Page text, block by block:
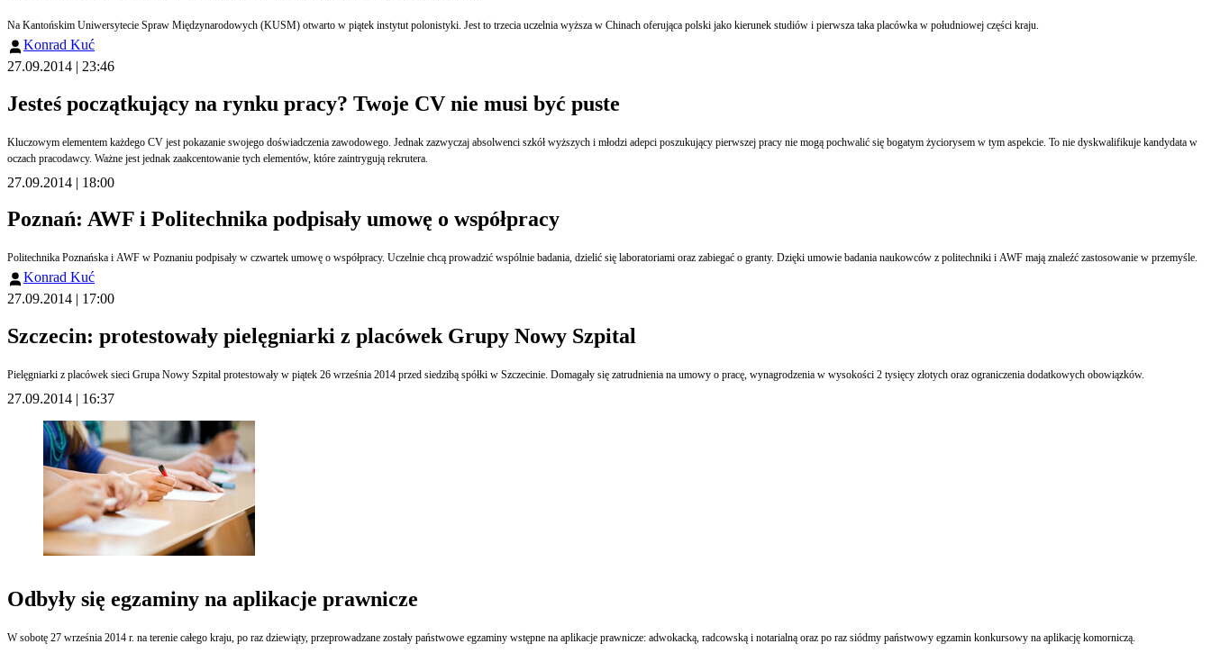
Na Kantońskim Uniwersytecie Spraw Międzynarodowych (KUSM) otwarto w piątek instytut polonistyki. Jest to trzecia uczelnia wyższa w Chinach oferująca polski jako kierunek studiów i pierwsza taka placówka w południowej części kraju.
Konrad Kuć
27.09.2014 | 23:46
Jesteś początkujący na rynku pracy? Twoje CV nie musi być puste
Kluczowym elementem każdego CV jest pokazanie swojego doświadczenia zawodowego. Jednak zazwyczaj absolwenci szkół wyższych i młodzi adepci poszukujący pierwszej pracy nie mogą pochwalić się bogatym życiorysem w tym aspekcie. To nie dyskwalifikuje kandydata w
oczach pracodawcy. Ważne jest jednak zaakcentowanie tych elementów, które zaintrygują rekrutera.
27.09.2014 | 18:00
Poznań: AWF i Politechnika podpisały umowę o współpracy
Politechnika Poznańska i AWF w Poznaniu podpisały w czwartek umowę o współpracy. Uczelnie chcą prowadzić wspólnie badania, dzielić się laboratoriami oraz zabiegać o granty. Dzięki umowie badania naukowców z politechniki i AWF mają znaleźć zastosowanie w przemyśle.
Konrad Kuć
27.09.2014 | 17:00
Szczecin: protestowały pielęgniarki z placówek Grupy Nowy Szpital
Pielęgniarki z placówek sieci Grupa Nowy Szpital protestowały w piątek 26 września 2014 przed siedzibą spółki w Szczecinie. Domagały się zatrudnienia na umowy o pracę, wynagrodzenia w wysokości 2 tysięcy złotych oraz ograniczenia dodatkowych obowiązków.
27.09.2014 | 16:37
Odbyły się egzaminy na aplikacje prawnicze
W sobotę 27 września 2014 r. na terenie całego kraju, po raz dziewiąty, przeprowadzane zostały państwowe egzaminy wstępne na aplikacje prawnicze: adwokacką, radcowską i notarialną oraz po raz siódmy państwowy egzamin konkursowy na aplikację komorniczą.